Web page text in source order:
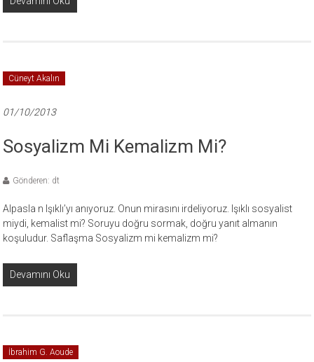
Cüneyt Akalın
01/10/2013
Sosyalizm Mi Kemalizm Mi?
Gönderen: dt
Alpasla n Işıklı’yı anıyoruz. Onun mirasını irdeliyoruz. Işıklı sosyalist
miydi, kemalist mi? Soruyu doğru sormak, doğru yanıt almanın
koşuludur. Saflaşma Sosyalizm mi kemalizm mi?
Devamını Oku
İbrahim G. Aoude